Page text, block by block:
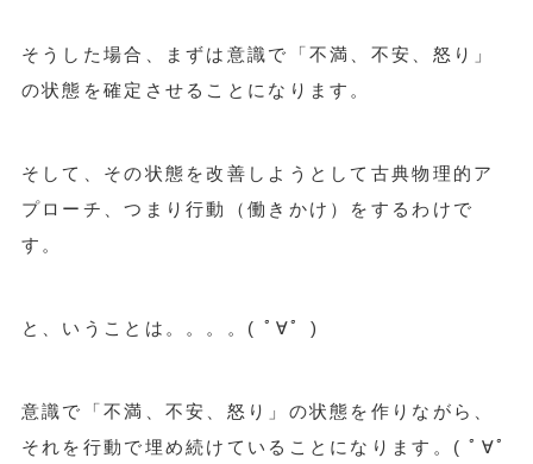
そうした場合、まずは意識で「不満、不安、怒り」
の状態を確定させることになります。
そして、その状態を改善しようとして古典物理的ア
プローチ、つまり行動（働きかけ）をするわけで
す。
と、いうことは。。。。( ﾟ∀ﾟ )
意識で「不満、不安、怒り」の状態を作りながら、
それを行動で埋め続けていることになります。( ﾟ∀ﾟ